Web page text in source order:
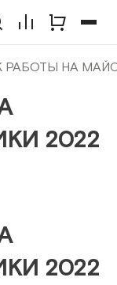
РАБОТЫ НА
2022
2022